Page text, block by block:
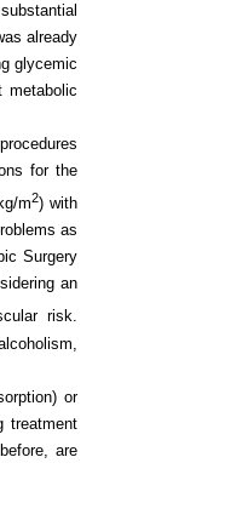
already
glycemic
metabolic
for the
m2) with
as
Surgery
an
risk.
or
treatment
are